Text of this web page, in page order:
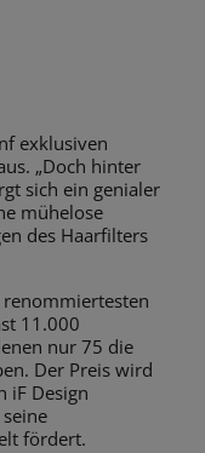
exklusiven
„Doch hinter
sich ein genialer
mühelose
des Haarfilters
renommiertesten
11.000
nur 75 die
Der Preis wird
iF Design
fördert.